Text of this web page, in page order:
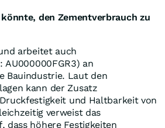
den Zementverbrauch zu
arbeitet auch
AU000000FGR3) an
Bauindustrie. Laut den
kann der Zusatz
und Haltbarkeit von
verweist das
dass höhere Festigkeiten